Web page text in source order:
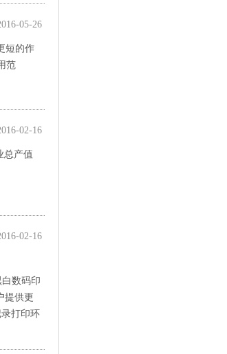
05-26
短的作
范
02-16
总产值
02-16
白数码印
提供更
打印环